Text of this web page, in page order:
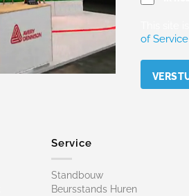
of Service
Service
Standbouw
Beursstands Huren